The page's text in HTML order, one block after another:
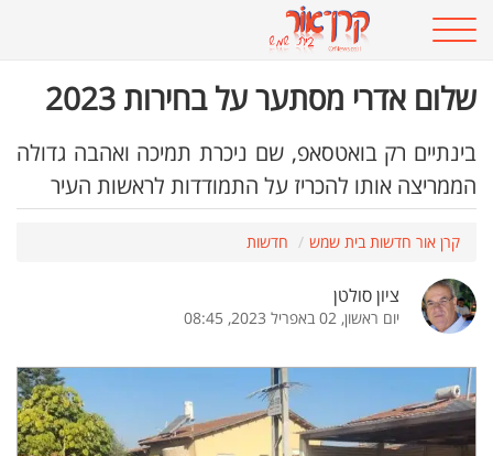
שלום אדרי מסתער על בחירות 2023
בינתיים רק בואטסאפ, שם ניכרת תמיכה ואהבה גדולה
הממריצה אותו להכריז על התמודדות לראשות העיר
קרן אור חדשות בית שמש חדשות
ציון סולטן
יום ראשון, 02 באפריל 2023, 08:45